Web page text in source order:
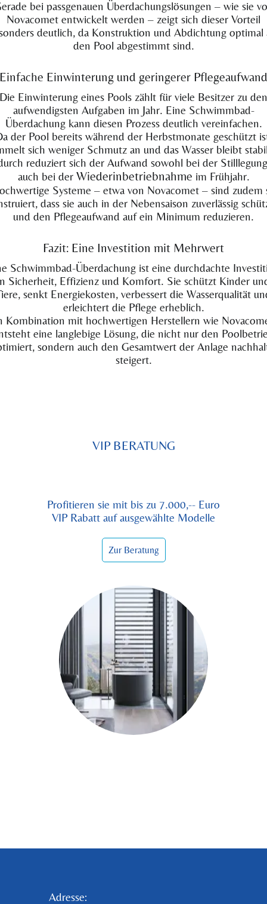
bei passgenauen Überdachungslösungen – wie sie
Novacomet entwickelt werden – zeigt sich dieser Vorteil
deutlich, da Konstruktion und Abdichtung optimal
den Pool abgestimmt sind.
Einfache Einwinterung und geringerer Pflegeaufwand
Die Einwinterung eines Pools zählt für viele Besitzer zu den
aufwendigsten Aufgaben im Jahr. Eine Schwimmbad-
Überdachung kann diesen Prozess deutlich vereinfachen.
der Pool bereits während der Herbstmonate geschützt
sich weniger Schmutz an und das Wasser bleibt
reduziert sich der Aufwand sowohl bei der
auch bei der Wiederinbetriebnahme im Frühjahr.
Systeme – etwa von Novacomet – sind zudem
dass sie auch in der Nebensaison zuverlässig
und den Pflegeaufwand auf ein Minimum reduzieren.
Fazit: Eine Investition mit Mehrwert
Schwimmbad-Überdachung ist eine durchdachte
Sicherheit, Effizienz und Komfort. Sie schützt Kinder
senkt Energiekosten, verbessert die Wasserqualität
erleichtert die Pflege erheblich.
Kombination mit hochwertigen Herstellern wie
eine langlebige Lösung, die nicht nur den
sondern auch den Gesamtwert der Anlage
steigert.
VIP BERATUNG
Profitieren sie mit bis zu 7.000,-- Euro
VIP Rabatt auf ausgewählte Modelle
Zur Beratung
Adresse: